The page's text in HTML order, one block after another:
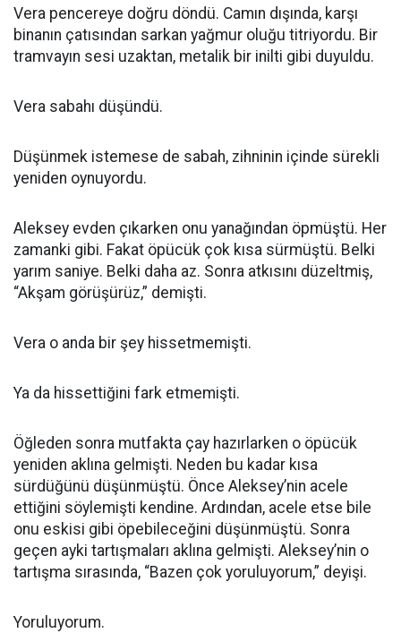
Vera pencereye doğru döndü. Camın dışında, karşı
binanın çatısından sarkan yağmur oluğu titriyordu. Bir
tramvayın sesi uzaktan, metalik bir inilti gibi duyuldu.
Vera sabahı düşündü.
Düşünmek istemese de sabah, zihninin içinde sürekli
yeniden oynuyordu.
Aleksey evden çıkarken onu yanağından öpmüştü. Her
zamanki gibi. Fakat öpücük çok kısa sürmüştü. Belki
yarım saniye. Belki daha az. Sonra atkısını düzeltmiş,
“Akşam görüşürüz,” demişti.
Vera o anda bir şey hissetmemişti.
Ya da hissettiğini fark etmemişti.
Öğleden sonra mutfakta çay hazırlarken o öpücük
yeniden aklına gelmişti. Neden bu kadar kısa
sürdüğünü düşünmüştü. Önce Aleksey’nin acele
ettiğini söylemişti kendine. Ardından, acele etse bile
onu eskisi gibi öpebileceğini düşünmüştü. Sonra
geçen ayki tartışmaları aklına gelmişti. Aleksey’nin o
tartışma sırasında, “Bazen çok yoruluyorum,” deyişi.
Yoruluyorum.